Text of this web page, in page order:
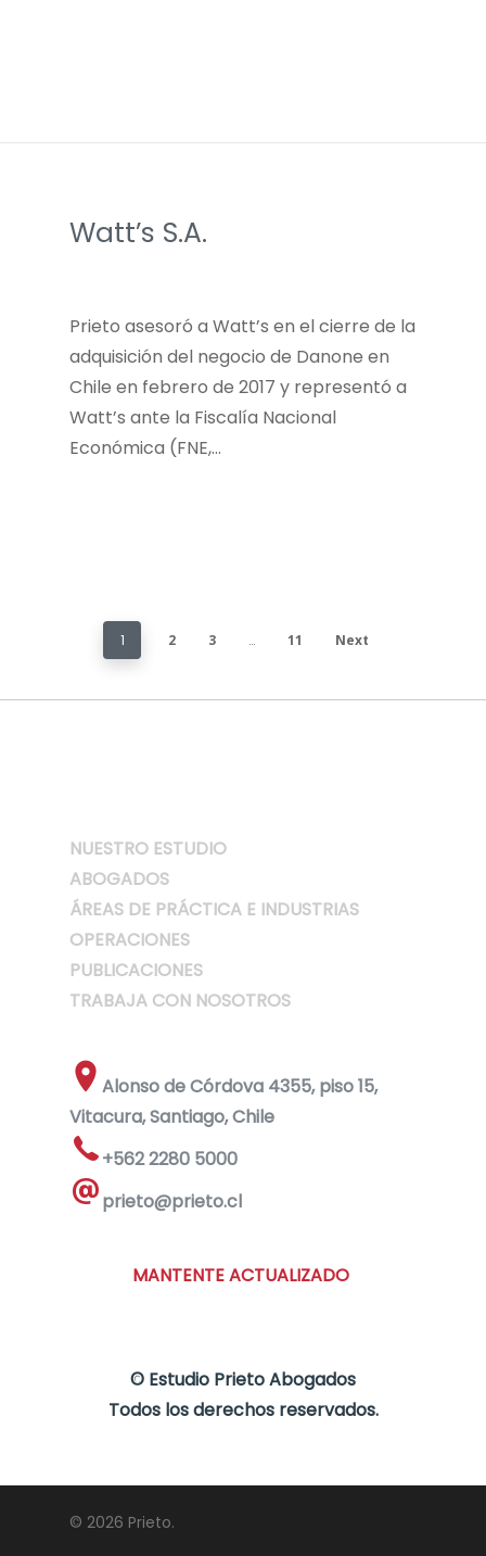
Watt’s S.A.
Prieto asesoró a Watt’s en el cierre de la
adquisición del negocio de Danone en
Chile en febrero de 2017 y representó a
Watt’s ante la Fiscalía Nacional
Económica (FNE,…
1 2 3 … 11 Next
NUESTRO ESTUDIO
ABOGADOS
ÁREAS DE PRÁCTICA E INDUSTRIAS
OPERACIONES
PUBLICACIONES
TRABAJA CON NOSOTROS
Alonso de Córdova 4355, piso 15,
Vitacura, Santiago, Chile
+562 2280 5000
prieto@prieto.cl
MANTENTE ACTUALIZADO
© Estudio Prieto Abogados
Todos los derechos reservados.
© 2026 Prieto.